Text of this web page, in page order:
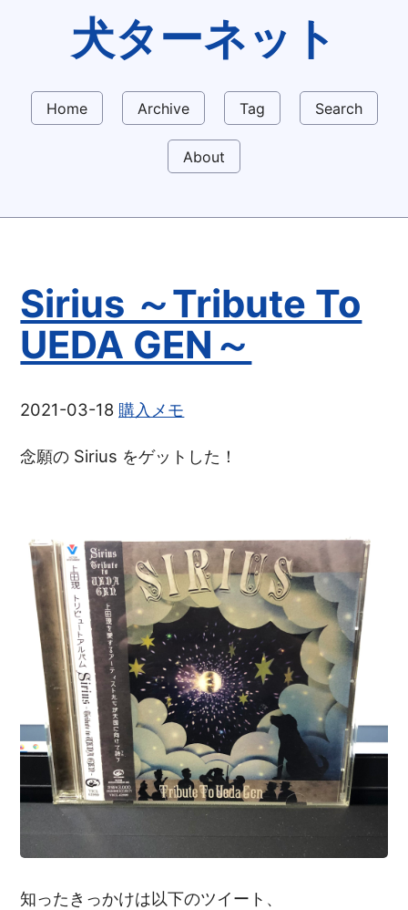
犬ターネット
Home Archive Tag Search
About
Sirius ～Tribute To
UEDA GEN～
2021-03-18 購入メモ
念願の Sirius をゲットした！
知ったきっかけは以下のツイート、